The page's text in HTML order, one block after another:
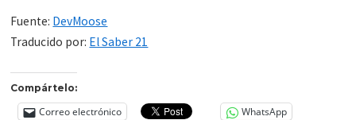
Fuente: DevMoose
Traducido por: El Saber 21
Compártelo:
Correo electrónico
WhatsApp